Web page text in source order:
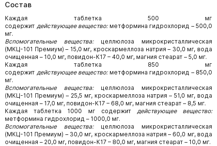
Состав
Каждая таблетка 500 мг
содержит действующее вещество:метформина гидрохлорид – 500,0
мг.
Вспомогательные вещества:целлюлоза микрокристаллическая
(МКЦ-101 Премиум) – 15,0 мг, кроскармеллоза натрия – 30,0 мг, вода
очищенная – 10,0 мг, повидон-К17 – 40,0 мг, магния стеарат – 5,0 мг.
Каждая таблетка 850 мг
содержит действующее вещество:метформина гидрохлорид – 850,0
мг.
Вспомогательные вещества:целлюлоза микрокристаллическая
(МКЦ-101 Премиум) – 25,5 мг, кроскармеллоза натрия – 51,0 мг, вода
очищенная – 17,0 мг, повидон-К17 – 68,0 мг, магния стеарат – 8,5 мг.
Каждая таблетка 1000 мг содержит действующее вещество:
метформина гидрохлорид – 1000,0 мг.
Вспомогательные вещества:целлюлоза микрокристаллическая
(МКЦ-101 Премиум) – 30,0 мг, кроскармеллоза натрия – 60,0 мг, вода
очищенная – 20,0 мг, повидон-К17 – 80,0 мг, магния стеарат – 10,0 мг.